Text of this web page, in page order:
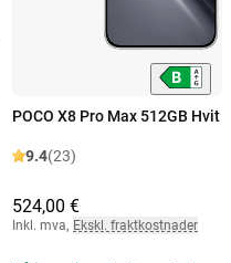
POCO X8 Pro Max 512GB Hvit
9.4(23)
524,00 €
Inkl. mva, Ekskl. fraktkostnader